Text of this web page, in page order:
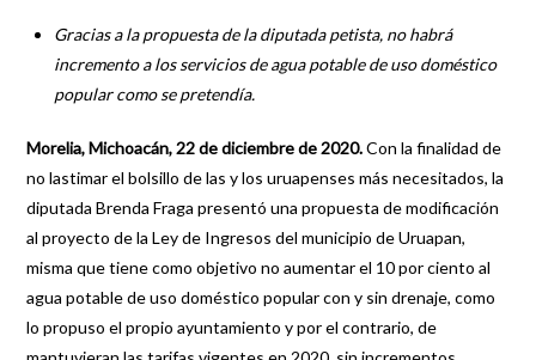
Gracias a la propuesta de la diputada petista, no habrá
incremento a los servicios de agua potable de uso doméstico
popular como se pretendía.
Morelia, Michoacán, 22 de diciembre de 2020.Con la finalidad de
no lastimar el bolsillo de las y los uruapenses más necesitados, la
diputada Brenda Fraga presentó una propuesta de modificación
al proyecto de la Ley de Ingresos del municipio de Uruapan,
misma que tiene como objetivo no aumentar el 10 por ciento al
agua potable de uso doméstico popular con y sin drenaje, como
lo propuso el propio ayuntamiento y por el contrario, de